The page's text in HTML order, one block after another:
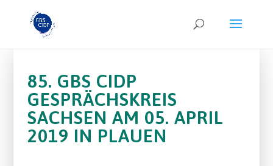
85. GBS CIDP
GESPRÄCHSKREIS
SACHSEN AM 05. APRIL
2019 IN PLAUEN